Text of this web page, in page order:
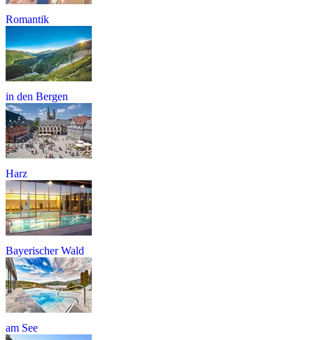
Romantik
in den Bergen
Harz
Bayerischer Wald
am See